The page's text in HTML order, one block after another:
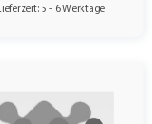
Lieferzeit: 5 - 6 Werktage